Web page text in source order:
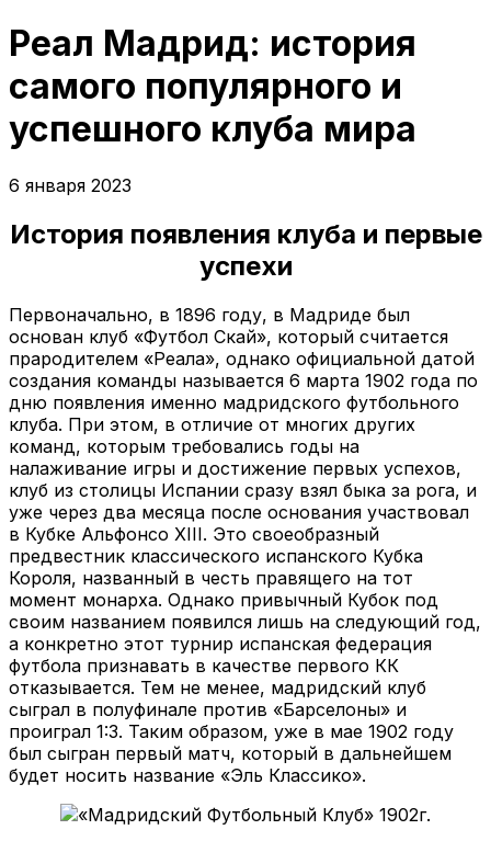
Реал Мадрид: история
самого популярного и
успешного клуба мира
6 января 2023
История появления клуба и первые
успехи
Первоначально, в 1896 году, в Мадриде был
основан клуб «Футбол Скай», который считается
прародителем «Реала», однако официальной датой
создания команды называется 6 марта 1902 года по
дню появления именно мадридского футбольного
клуба. При этом, в отличие от многих других
команд, которым требовались годы на
налаживание игры и достижение первых успехов,
клуб из столицы Испании сразу взял быка за рога, и
уже через два месяца после основания участвовал
в Кубке Альфонсо XIII. Это своеобразный
предвестник классического испанского Кубка
Короля, названный в честь правящего на тот
момент монарха. Однако привычный Кубок под
своим названием появился лишь на следующий год,
а конкретно этот турнир испанская федерация
футбола признавать в качестве первого КК
отказывается. Тем не менее, мадридский клуб
сыграл в полуфинале против «Барселоны» и
проиграл 1:3. Таким образом, уже в мае 1902 году
был сыгран первый матч, который в дальнейшем
будет носить название «Эль Классико».